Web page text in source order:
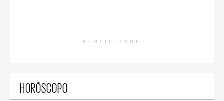
PUBLICIDADE
HORÓSCOPO